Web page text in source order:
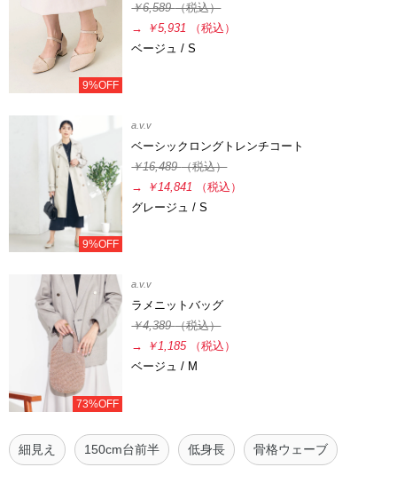
9%OFF
￥6,589（税込）
→
￥5,931
（税込）
ベージュ / S
9%OFF
a.v.v
ベーシックロングトレンチコート
￥16,489（税込）
→
￥14,841
（税込）
グレージュ / S
73%OFF
a.v.v
ラメニットバッグ
￥4,389（税込）
→
￥1,185
（税込）
ベージュ / M
細見え 150cm台前半 低身長 骨格ウェーブ